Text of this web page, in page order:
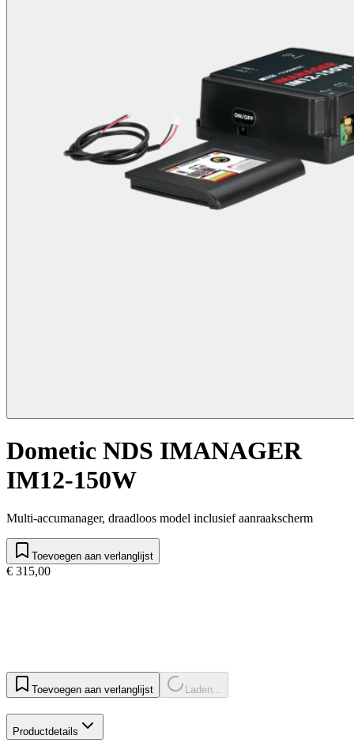
Dometic NDS IMANAGER
IM12-150W
Multi-accumanager, draadloos model inclusief aanraakscherm
Toevoegen aan verlanglijst
€ 315,00
Toevoegen aan verlanglijst Laden...
Productdetails